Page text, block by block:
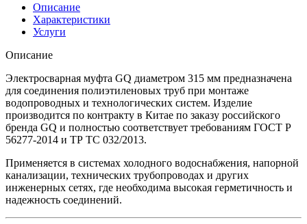
Описание
Характеристики
Услуги
Описание
Электросварная муфта GQ диаметром 315 мм предназначена
для соединения полиэтиленовых труб при монтаже
водопроводных и технологических систем. Изделие
производится по контракту в Китае по заказу российского
бренда GQ и полностью соответствует требованиям ГОСТ Р
56277-2014 и ТР ТС 032/2013.
Применяется в системах холодного водоснабжения, напорной
канализации, технических трубопроводах и других
инженерных сетях, где необходима высокая герметичность и
надежность соединений.